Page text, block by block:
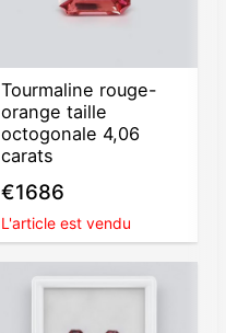
Tourmaline rouge-
orange taille
octogonale 4,06
carats
€1686
L'article est vendu